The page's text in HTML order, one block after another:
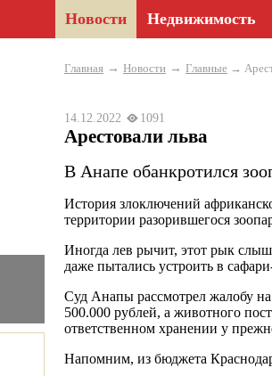
Новости Недвижимость
Главная → Новости → Главные →
14.12.2022 1091
Арестовали льва
В Анапе обанкротился
История злоключений
территории разорившегося
Иногда лев рычит, этот рык
даже пытались устроить в
Cуд Анапы рассмотрел жалобу
500.000 рублей, а животного
ответственном хранении у
Напомним, из бюджета